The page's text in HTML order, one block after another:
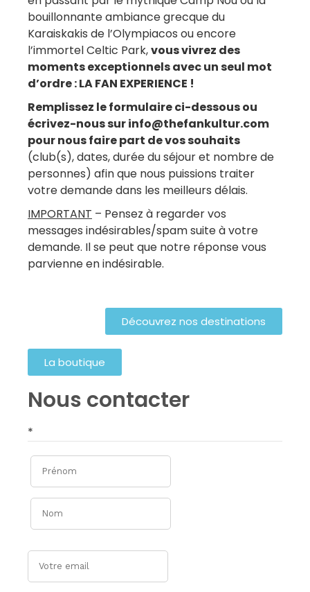
bouillonnante ambiance grecque du
Karaiskakis de l’Olympiacos ou encore
l’immortel Celtic Park,vous vivrez des
moments exceptionnels avec un seul mot
d’ordre : LA FAN EXPERIENCE !
Remplissez le formulaire ci-dessous ou
écrivez-nous sur info@thefankultur.com
pour nous faire part de vos souhaits
(club(s), dates, durée du séjour et nombre de
personnes) afin que nous puissions traiter
votre demande dans les meilleurs délais.
IMPORTANT – Pensez à regarder vos
messages indésirables/spam suite à votre
demande. Il se peut que notre réponse vous
parvienne en indésirable.
Découvrez nos destinations
La boutique
Nous contacter​
*